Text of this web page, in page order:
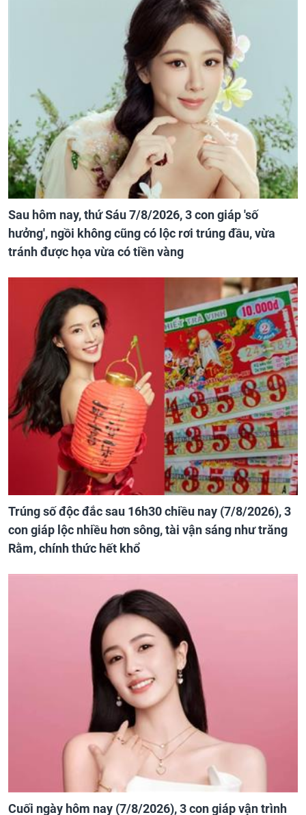
Sau hôm nay, thứ Sáu 7/8/2026, 3 con giáp 'số
hưởng', ngồi không cũng có lộc rơi trúng đầu, vừa
tránh được họa vừa có tiền vàng
Trúng số độc đắc sau 16h30 chiều nay (7/8/2026), 3
con giáp lộc nhiều hơn sông, tài vận sáng như trăng
Rằm, chính thức hết khổ
Cuối ngày hôm nay (7/8/2026), 3 con giáp vận trình